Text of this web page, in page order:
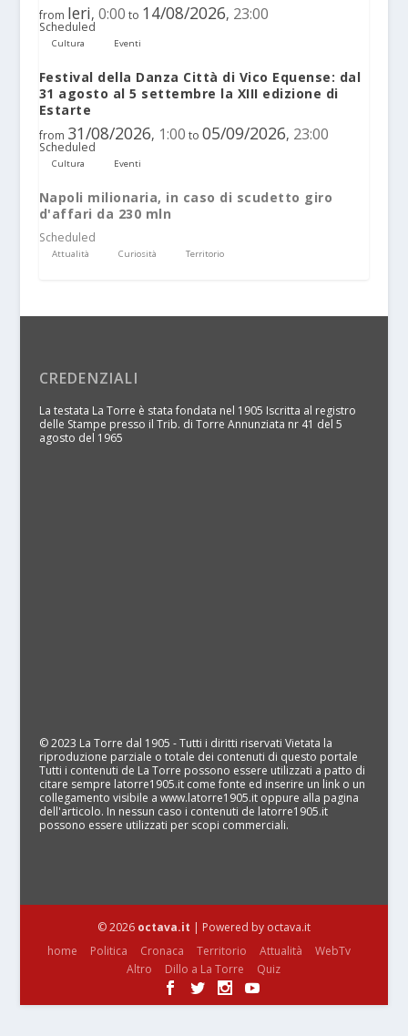
from Ieri, 0:00 to 14/08/2026, 23:00
Scheduled
Cultura Eventi
Festival della Danza Città di Vico Equense: dal
31 agosto al 5 settembre la XIII edizione di
Estarte
from 31/08/2026, 1:00 to 05/09/2026, 23:00
Scheduled
Cultura Eventi
Napoli milionaria, in caso di scudetto giro
d'affari da 230 mln
Scheduled
Attualità Curiosità Territorio
CREDENZIALI
La testata La Torre è stata fondata nel 1905 Iscritta al registro
delle Stampe presso il Trib. di Torre Annunziata nr 41 del 5
agosto del 1965
© 2023 La Torre dal 1905 - Tutti i diritti riservati Vietata la
riproduzione parziale o totale dei contenuti di questo portale
Tutti i contenuti de La Torre possono essere utilizzati a patto di
citare sempre latorre1905.it come fonte ed inserire un link o un
collegamento visibile a www.latorre1905.it oppure alla pagina
dell'articolo. In nessun caso i contenuti de latorre1905.it
possono essere utilizzati per scopi commerciali.
© 2026 octava.it | Powered by octava.it
home
Politica Cronaca Territorio Attualità
WebTv
Altro
Dillo a La Torre Quiz